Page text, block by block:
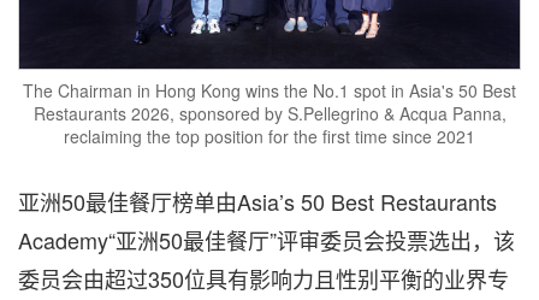
The Chairman in Hong Kong wins the No.1 spot in Asia's 50 Best
Restaurants 2026, sponsored by S.Pellegrino & Acqua Panna,
reclaiming the top position for the first time since 2021
亚洲50最佳餐厅榜单由Asia’s 50 Best Restaurants
Academy“亚洲50最佳餐厅”评审委员会投票选出，该
委员会由超过350位具有影响力且性别平衡的业界专